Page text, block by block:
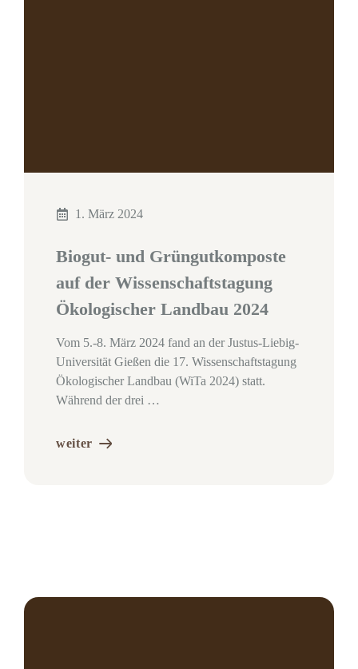
1. März 2024
Biogut- und Grüngutkomposte
auf der Wissenschaftstagung
Ökologischer Landbau 2024
Vom 5.-8. März 2024 fand an der Justus-Liebig-
Universität Gießen die 17. Wissenschaftstagung
Ökologischer Landbau (WiTa 2024) statt.
Während der drei …
weiter